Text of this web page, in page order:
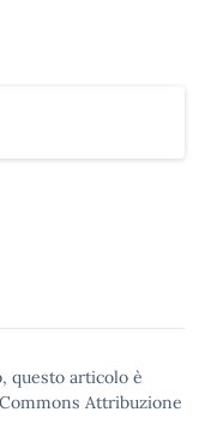
questo articolo è
Attribuzione